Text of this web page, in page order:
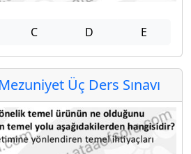
C D E
Üç Ders Sınavı